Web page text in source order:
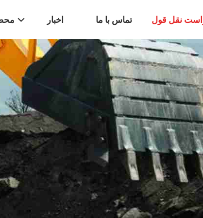
اخبار تماس با ما نقل قول